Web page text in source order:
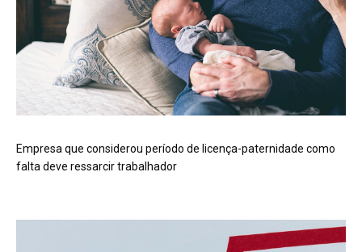
Empresa que considerou período de licença-paternidade como
falta deve ressarcir trabalhador